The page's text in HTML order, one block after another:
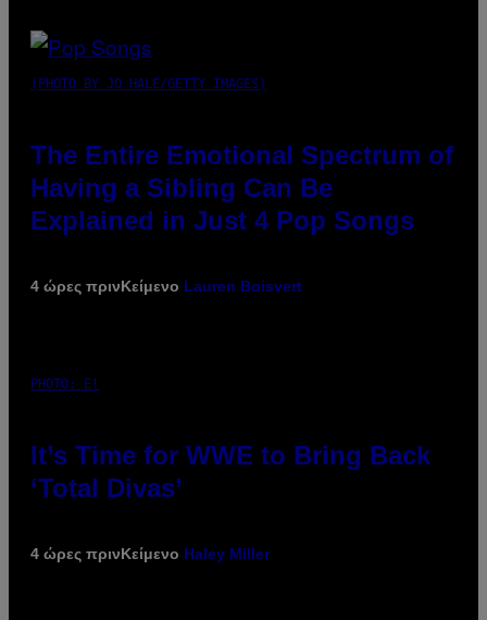
(PHOTO BY JO HALE/GETTY IMAGES)
The Entire Emotional Spectrum of
Having a Sibling Can Be
Explained in Just 4 Pop Songs
4 ώρες πρινΚείμενο Lauren Boisvert
PHOTO: E!
It’s Time for WWE to Bring Back
‘Total Divas’
4 ώρες πρινΚείμενο Haley Miller